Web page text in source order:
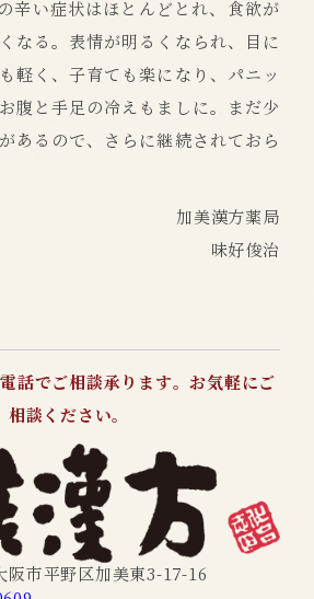
辛い症状はほとんどとれ、食欲が
なる。表情が明るくなられ、目に
軽く、子育ても楽になり、パニッ
腹と手足の冷えもましに。まだ少
あるので、さらに継続されておら
加美漢方薬局
味好俊治
話でご相談承ります。お気軽にご
相談ください。
市平野区加美東3-17-16